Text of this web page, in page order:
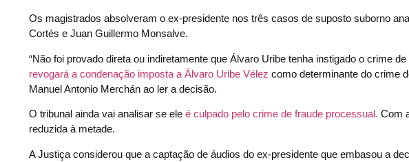
Os magistrados absolveram o ex-presidente nos três casos de suposto suborno
Cortés e Juan Guillermo Monsalve.
“Não foi provado direta ou indiretamente que Álvaro Uribe tenha instigado o crime
revogará a condenação imposta a Álvaro Uribe Vélez como determinante do crime
Manuel Antonio Merchán ao ler a decisão.
O tribunal ainda vai analisar se ele é culpado pelo crime de fraude processual. Com
reduzida à metade.
A Justiça considerou que a captação de áudios do ex-presidente que embasou a